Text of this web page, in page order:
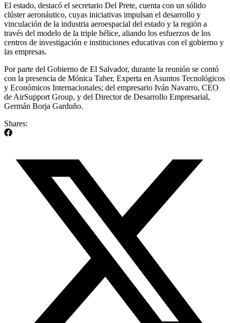
El estado, destacó el secretario Del Prete, cuenta con un sólido
clúster aeronáutico, cuyas iniciativas impulsan el desarrollo y
vinculación de la industria aeroespacial del estado y la región a
través del modelo de la triple hélice, aliando los esfuerzos de los
centros de investigación e instituciones educativas con el gobierno y
las empresas.
Por parte del Gobierno de El Salvador, durante la reunión se contó
con la presencia de Mónica Taher, Experta en Asuntos Tecnológicos
y Económicos Internacionales; del empresario Iván Navarro, CEO
de AirSupport Group, y del Director de Desarrollo Empresarial,
Germán Borja Garduño.
Shares: